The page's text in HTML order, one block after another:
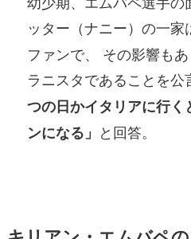
ッター（ナニー）の一家
ファンで、 その影響も
ラニスタであることを公
つの日かイタリアに行
ンになる」 と回答。